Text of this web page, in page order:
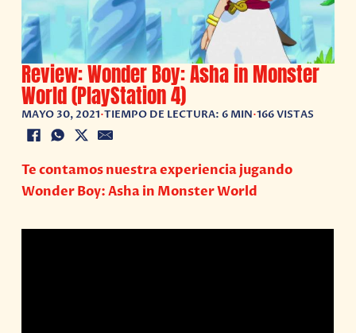
Review: Wonder Boy: Asha in Monster
World (PlayStation 4)
MAYO 30, 2021•TIEMPO DE LECTURA: 6 MIN•166 VISTAS
Te contamos nuestra experiencia jugando
Wonder Boy: Asha in Monster World